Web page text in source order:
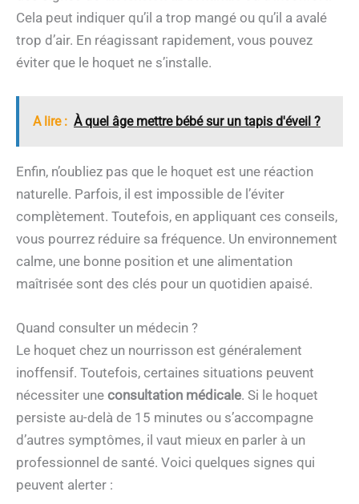
Cela peut indiquer qu’il a trop mangé ou qu’il a avalé
trop d’air. En réagissant rapidement, vous pouvez
éviter que le hoquet ne s’installe.
A lire : À quel âge mettre bébé sur un tapis d'éveil ?
Enfin, n’oubliez pas que le hoquet est une réaction
naturelle. Parfois, il est impossible de l’éviter
complètement. Toutefois, en appliquant ces conseils,
vous pourrez réduire sa fréquence. Un environnement
calme, une bonne position et une alimentation
maîtrisée sont des clés pour un quotidien apaisé.
Quand consulter un médecin ?
Le hoquet chez un nourrisson est généralement
inoffensif. Toutefois, certaines situations peuvent
nécessiter une consultation médicale. Si le hoquet
persiste au-delà de 15 minutes ou s’accompagne
d’autres symptômes, il vaut mieux en parler à un
professionnel de santé. Voici quelques signes qui
peuvent alerter :